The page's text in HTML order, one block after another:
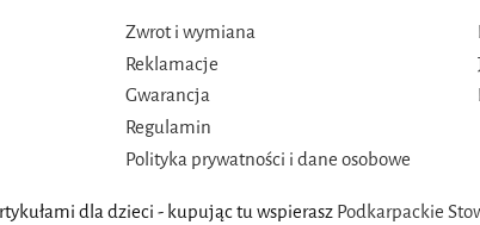
Zwrot i wymiana
Reklamacje
Gwarancja
Regulamin
Polityka prywatności i dane osobowe
dla dzieci - kupując tu wspierasz Podkarpackie